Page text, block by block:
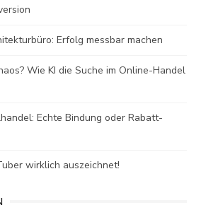
Erfolg messbar machen
Wie KI die Suche im Online-Handel
Echte Bindung oder Rabatt-
wirklich auszeichnet!